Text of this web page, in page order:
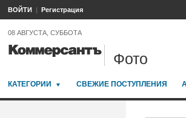
ВОЙТИ Регистрация
08 АВГУСТА, СУББОТА
Фото
КАТЕГОРИИ СВЕЖИЕ ПОСТУПЛЕНИЯ